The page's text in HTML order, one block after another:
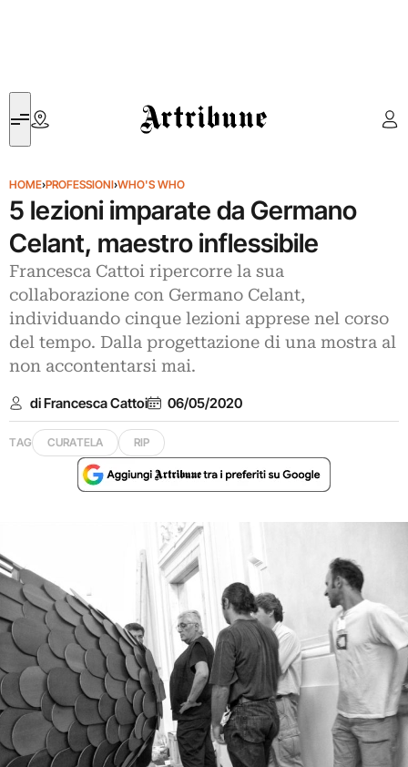
Artribune
HOME›PROFESSIONI›WHO'S WHO
5 lezioni imparate da Germano
Celant, maestro inflessibile
Francesca Cattoi ripercorre la sua
collaborazione con Germano Celant,
individuando cinque lezioni apprese nel corso
del tempo. Dalla progettazione di una mostra al
non accontentarsi mai.
di Francesca Cattoi 06/05/2020
TAG CURATELA RIP